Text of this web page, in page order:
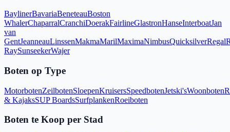
BaylinerBavariaBeneteauBoston
WhalerChaparralCranchiDoerakFairlineGlastronHanseInterboatJan
van
GentJeanneauLinssenMakmaMarilMaximaNimbusQuicksilverRegal
RaySunseekerWajer
Boten op Type
MotorbotenZeilbotenSloepenKruisersSpeedbotenJetski'sWoonboten
& KajaksSUP BoardsSurfplankenRoeiboten
Boten te Koop per Stad